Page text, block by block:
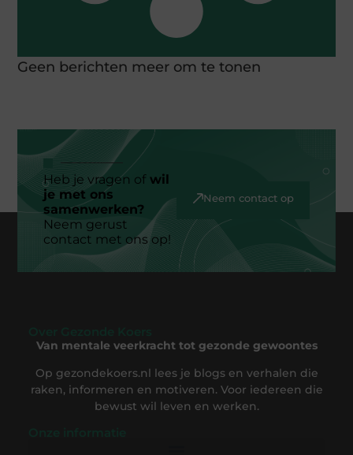
Geen berichten meer om te tonen
Heb je vragen ofwil
je met ons
samenwerken?
Neem gerust
contact met ons op!
Neem contact op
Van mentale veerkracht tot gezonde gewoontes
Op gezondekoers.nl lees je blogs en verhalen die
raken, informeren en motiveren. Voor iedereen die
bewust wil leven en werken.